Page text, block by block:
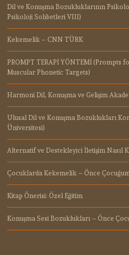
Dil ve Konuşma Bozukluklarının
Psikoloji Sohbetleri VIII)
Kekemelik – CNN TÜRK
PROMPT TERAPİ YÖNTEMİ (Prompts
Muscular Phonetic Targets)
Harmoni Dil, Konuşma ve Gelişim
Ulusal Dil ve Konuşma Bozuklukları
Üniversitesi)
Alternatif ve Destekleyici İletişim Nasıl
Çocuklarda Kekemelik – Önce
Kitap Önerisi: Özel Eğitim
Konuşma Sesi Bozuklukları – Önce